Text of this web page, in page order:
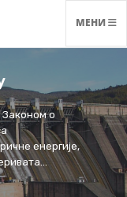
МЕНИ
Законом о
енергије,